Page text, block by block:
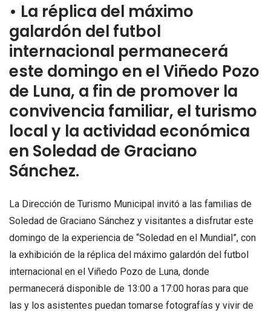
•⁠ ⁠La réplica del máximo
galardón del futbol
internacional permanecerá
este domingo en el Viñedo Pozo
de Luna, a fin de promover la
convivencia familiar, el turismo
local y la actividad económica
en Soledad de Graciano
Sánchez.
La Dirección de Turismo Municipal invitó a las familias de
Soledad de Graciano Sánchez y visitantes a disfrutar este
domingo de la experiencia de “Soledad en el Mundial”, con
la exhibición de la réplica del máximo galardón del futbol
internacional en el Viñedo Pozo de Luna, donde
permanecerá disponible de 13:00 a 17:00 horas para que
las y los asistentes puedan tomarse fotografías y vivir de